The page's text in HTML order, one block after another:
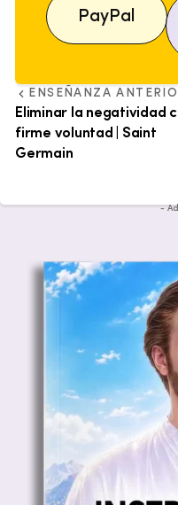
PayPal
ENSEÑANZA
Eliminar la negatividad
firme voluntad | Saint
Germain
-